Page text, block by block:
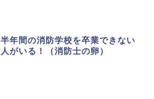
半年間の消防学校を卒業できない
人がいる！（消防士の卵）